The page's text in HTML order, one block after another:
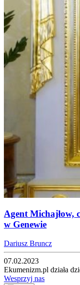
Agent Michajłow,
w Genewie
Dariusz Bruncz
07.02.2023
Ekumenizm.pl działa
Wesprzyj nas